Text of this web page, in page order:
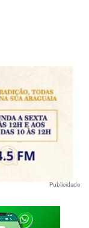
Publicidade